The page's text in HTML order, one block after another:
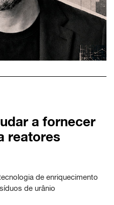
a fornecer
reatores
de enriquecimento
de urânio